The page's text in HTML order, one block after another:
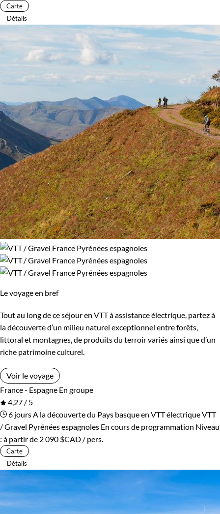
Carte
Détails
Le voyage en bref
Tout au long de ce séjour en VTT à assistance électrique, partez à
la découverte d’un milieu naturel exceptionnel entre forêts,
littoral et montagnes, de produits du terroir variés ainsi que d’un
riche patrimoine culturel.
Voir le voyage
France - Espagne En groupe
4,27 / 5
6 jours A la découverte du Pays basque en VTT électriqueVTT
/ Gravel Pyrénées espagnoles En cours de programmation Niveau
: à partir de 2 090 $CAD / pers.
Carte
Détails